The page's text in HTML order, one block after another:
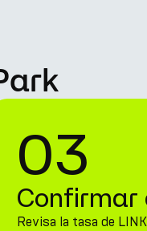
03
Confirmar
Revisa la tasa de